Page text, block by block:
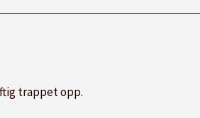
trappet opp.